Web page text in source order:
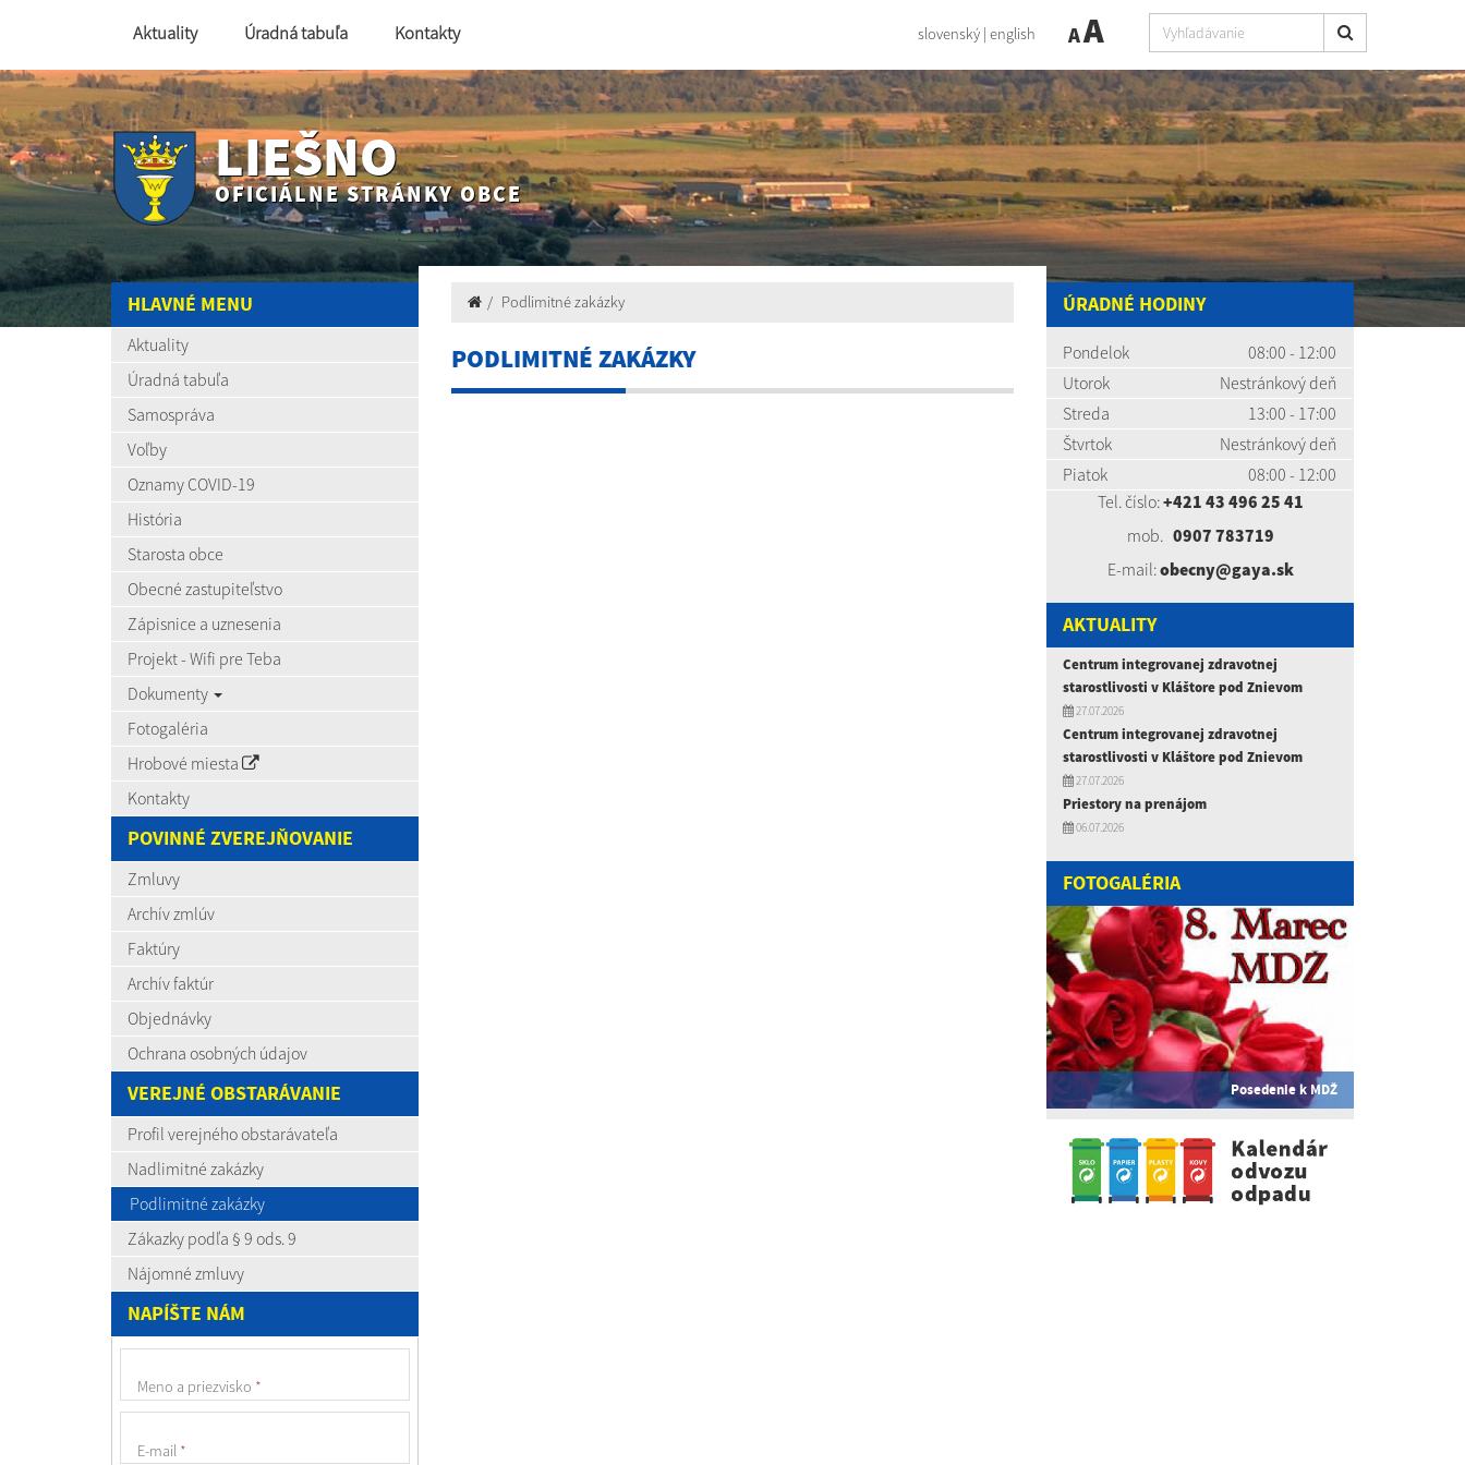
Aktuality Úradná tabuľa Kontakty slovenský| english AA
LIEŠNO
OFICIÁLNE STRÁNKY OBCE
HLAVNÉ MENU
Aktuality
Úradná tabuľa
Samospráva
Voľby
Oznamy COVID-19
História
Starosta obce
Obecné zastupiteľstvo
Zápisnice a uznesenia
Projekt - Wifi pre Teba
Dokumenty
Fotogaléria
Hrobové miesta
Kontakty
POVINNÉ ZVEREJŇOVANIE
Zmluvy
Archív zmlúv
Faktúry
Archív faktúr
Objednávky
Ochrana osobných údajov
VEREJNÉ OBSTARÁVANIE
Profil verejného obstarávateľa
Nadlimitné zakázky
Podlimitné zakázky
Zákazky podľa § 9 ods. 9
Nájomné zmluvy
NAPÍŠTE NÁM
Meno a priezvisko *
E-mail *
Podlimitné zakázky
PODLIMITNÉ ZAKÁZKY
ÚRADNÉ HODINY
Pondelok
08:00 - 12:00
Utorok
Nestránkový deň
Streda
13:00 - 17:00
Štvrtok
Nestránkový deň
Piatok
08:00 - 12:00
Tel. číslo:+421 43 496 25 41
mob. 0907 783719
E-mail:obecny@gaya.sk
AKTUALITY
Centrum integrovanej zdravotnej
starostlivosti v Kláštore pod Znievom
27.07.2026
Centrum integrovanej zdravotnej
starostlivosti v Kláštore pod Znievom
27.07.2026
Priestory na prenájom
06.07.2026
FOTOGALÉRIA
Posedenie k MDŽ